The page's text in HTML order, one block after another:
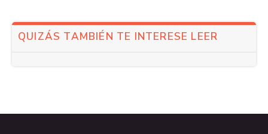
QUIZÁS TAMBIÉN TE INTERESE LEER